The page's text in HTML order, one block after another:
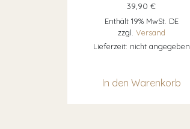
39,90€
Enthält 19% MwSt. DE
zzgl. Versand
Lieferzeit: nicht angegeben
In den Warenkorb